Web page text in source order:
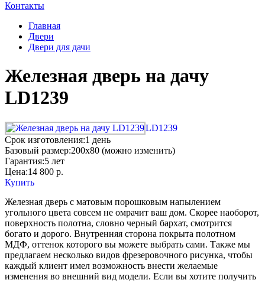
Контакты
Главная
Двери
Двери для дачи
Железная дверь на дачу
LD1239
LD1239
Срок изготовления:1 день
Базовый размер:200x80 (можно изменить)
Гарантия:5 лет
Цена:14 800 р.
Купить
Железная дверь с матовым порошковым напылением
угольного цвета совсем не омрачит ваш дом. Скорее наоборот,
поверхность полотна, словно черный бархат, смотрится
богато и дорого. Внутренняя сторона покрыта полотном
МДФ, оттенок которого вы можете выбрать сами. Также мы
предлагаем несколько видов фрезеровочного рисунка, чтобы
каждый клиент имел возможность внести желаемые
изменения во внешний вид модели. Если вы хотите получить